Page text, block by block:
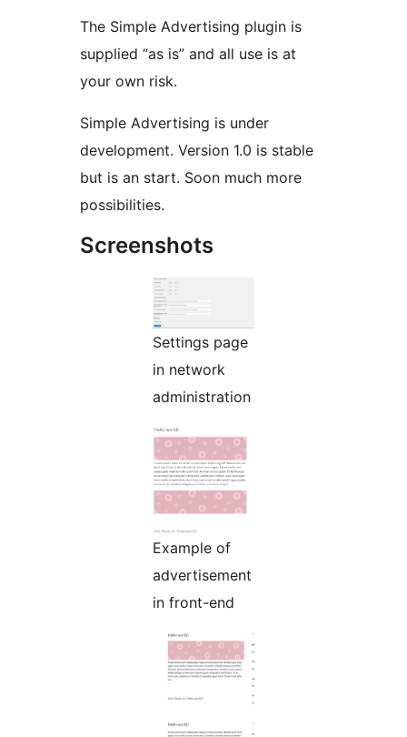
The Simple Advertising plugin is
supplied “as is” and all use is at
your own risk.
Simple Advertising is under
development. Version 1.0 is stable
but is an start. Soon much more
possibilities.
Screenshots
Settings page
in network
administration
Example of
advertisement
in front-end